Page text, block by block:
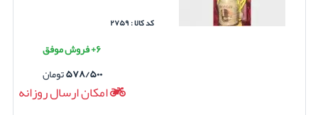
کد کالا : ۲۷۵۹
۶+ فروش موفق
۵۷۸/۵۰۰تومان
امکان ارسال روزانه